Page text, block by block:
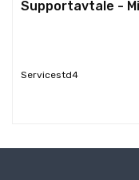
Supportavtale -
Servicestd4